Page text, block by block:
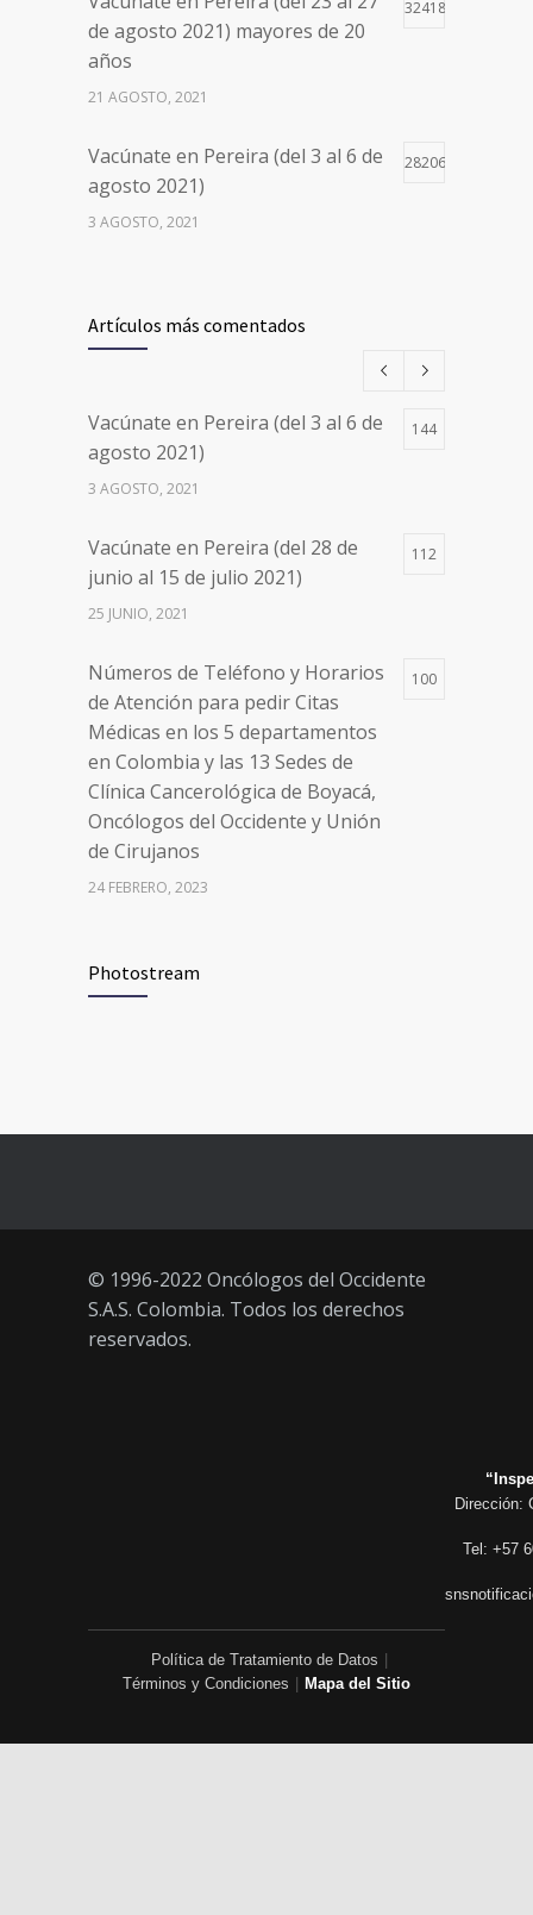
de agosto 2021) mayores de 20
años
32418
21 AGOSTO, 2021
Vacúnate en Pereira (del 3 al 6 de
agosto 2021)
28206
3 AGOSTO, 2021
de agosto 2021) mayores de 20
años
Números de Teléfono y Horarios
de Atención para pedir Citas
Médicas en los 5 departamentos
Clínica Cancerológica de Boyacá,
Oncólogos del Occidente y Unión
de Cirujanos
Artículos más comentados
Vacúnate en Pereira (del 3 al 6 de
agosto 2021)
144
3 AGOSTO, 2021
Vacúnate en Pereira (del 28 de
junio al 15 de julio 2021)
112
25 JUNIO, 2021
Números de Teléfono y Horarios
de Atención para pedir Citas
Médicas en los 5 departamentos
en Colombia y las 13 Sedes de
Clínica Cancerológica de Boyacá,
Oncólogos del Occidente y Unión
de Cirujanos
100
24 FEBRERO, 2023
junio 2021)
años
Photostream
© 1996-2022 Oncólogos del Occidente
S.A.S. Colombia. Todos los derechos
reservados.
Dirección:
Tel: +57
Política de Tratamiento de Datos
Términos y Condiciones
Mapa del Sitio